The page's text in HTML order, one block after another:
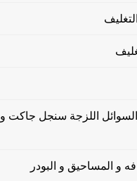
اللزجة سنجل جاكت و
و المساحيق و البودر